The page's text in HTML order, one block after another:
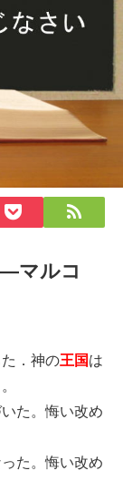
マルコ
．神の王国は
た。悔い改め
た。悔い改め